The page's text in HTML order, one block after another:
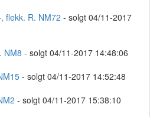
flekk. R. NM72 - solgt 04/11-2017
NM8 - solgt 04/11-2017 14:48:06
- solgt 04/11-2017 14:52:48
- solgt 04/11-2017 15:38:10